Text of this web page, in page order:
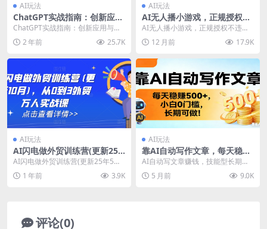
AI玩法
ChatGPT实战指南：创新应用
与性能提升，解锁AI魔力，启
程智能未来
ChatGPT实战指南：创新应用与性
能提升，解锁AI魔力，启程智能未
来 告诉你如...
2 年前 25.7K
AI玩法
AI无人播小游戏，正规授权不
违规 不封号，单日平均收益13
0左右
AI无人播小游戏，正规授权不违规
不封号，单日平均收益130左右 课
程下载：
12 月前 17.9K
AI玩法
AI闪电做外贸训练营(更新25
年5月)，从0到3外贸万人实战
课
AI闪电做外贸训练营(更新25年5
月)，从0到3外贸万人实战课 帮助
小白能自己快...
1 年前 3.9K
AI玩法
靠AI自动写作文章，每天稳赚
500+，小白0门槛，长期可
做！
AI自动写文章赚钱，技能型长期可
做 零门槛上手 无需文笔...
5 月前 9.0K
评论(0)